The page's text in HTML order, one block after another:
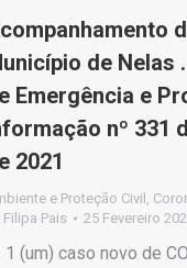
de Nelas
Emergência e
nº 331
2021
e Proteção Civil
Filipa Pais 25 Fevereiro
(um) caso novo de